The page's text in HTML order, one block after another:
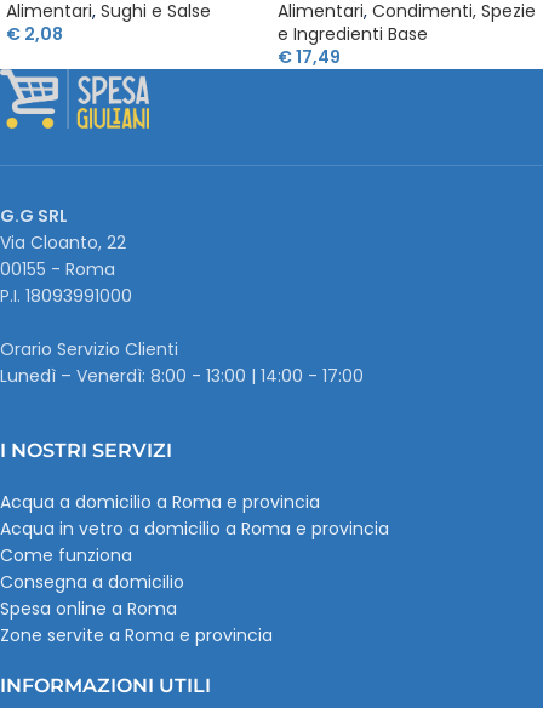
Alimentari, Sughi e Salse
€ 2,08
Alimentari, Condimenti, Spezie
e Ingredienti Base
€17,49
G.G SRL
Via Cloanto, 22
00155 - Roma
P.I. ‭18093991000
Orario Servizio Clienti
Lunedì – Venerdì: 8:00 - 13:00 | 14:00 - 17:00
I NOSTRI SERVIZI
Acqua a domicilio a Roma e provincia
Acqua in vetro a domicilio a Roma e provincia
Come funziona
Consegna a domicilio
Spesa online a Roma
Zone servite a Roma e provincia
INFORMAZIONI UTILI